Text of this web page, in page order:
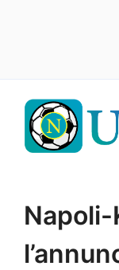
contenuto